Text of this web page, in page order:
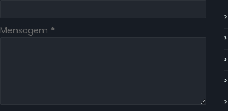
Mensagem *